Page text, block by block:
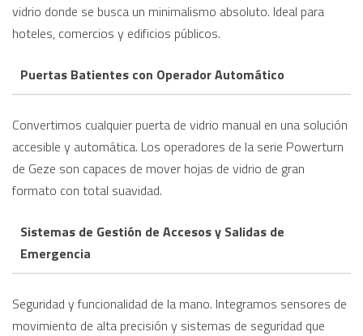
vidrio donde se busca un minimalismo absoluto. Ideal para
hoteles, comercios y edificios públicos.
Puertas Batientes con Operador Automático
Convertimos cualquier puerta de vidrio manual en una solución
accesible y automática. Los operadores de la serie Powerturn
de Geze son capaces de mover hojas de vidrio de gran
formato con total suavidad.
Sistemas de Gestión de Accesos y Salidas de
Emergencia
Seguridad y funcionalidad de la mano. Integramos sensores de
movimiento de alta precisión y sistemas de seguridad que